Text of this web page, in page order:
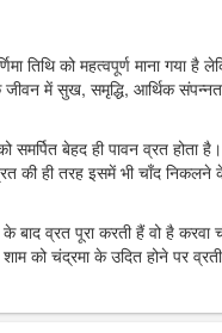
तिथि को महत्वपूर्ण माना गया है
जीवन में सुख, समृद्धि, आर्थिक
बेहद ही पावन व्रत होता
की ही तरह इसमें भी चाँद
बाद व्रत पूरा करती हैं वो है करवा
को चंद्रमा के उदित होने पर व्रती